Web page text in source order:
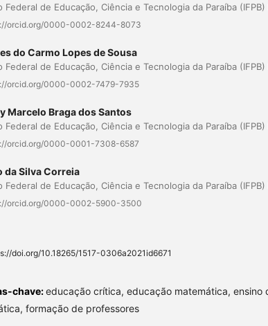
Federal de Educação, Ciência e Tecnologia da Paraíba (IFPB)
orcid.org/0000-0002-8244-8073
do Carmo Lopes de Sousa
Federal de Educação, Ciência e Tecnologia da Paraíba (IFPB)
orcid.org/0000-0002-7479-7935
Marcelo Braga dos Santos
Federal de Educação, Ciência e Tecnologia da Paraíba (IFPB)
orcid.org/0000-0001-7308-6587
da Silva Correia
Federal de Educação, Ciência e Tecnologia da Paraíba (IFPB)
orcid.org/0000-0002-5900-3500
doi.org/10.18265/1517-0306a2021id6671
chave:educação crítica, educação matemática, ensino
formação de professores